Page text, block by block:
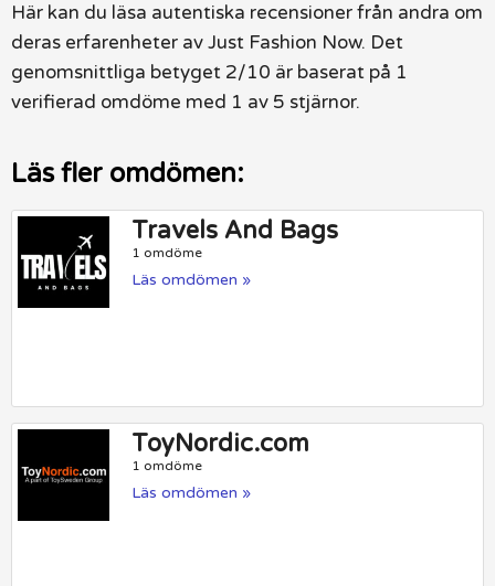
Här kan du läsa autentiska recensioner från andra om
deras erfarenheter av Just Fashion Now. Det
genomsnittliga betyget 2/10 är baserat på 1
verifierad omdöme med 1 av 5 stjärnor.
Läs fler omdömen:
Travels And Bags
1 omdöme
Läs omdömen »
ToyNordic.com
1 omdöme
Läs omdömen »